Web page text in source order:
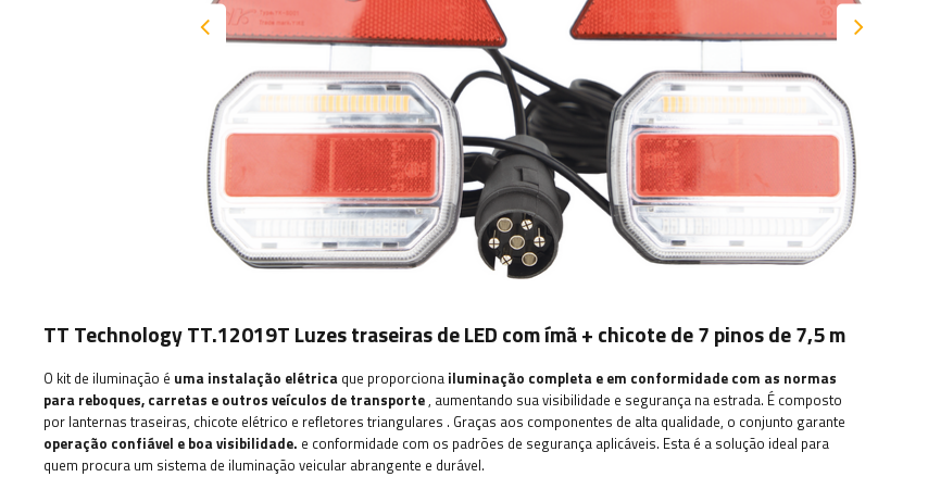
TT Technology TT.12019T Luzes traseiras de LED com ímã + chicote de 7 pinos de 7,5 m
O kit de iluminação é uma instalação elétrica que proporciona iluminação completa e em conformidade com as normas
para reboques, carretas e outros veículos de transporte, aumentando sua visibilidade e segurança na estrada. É composto
por lanternas traseiras, chicote elétrico e refletores triangulares . Graças aos componentes de alta qualidade, o conjunto garante
operação confiável e boa visibilidade. e conformidade com os padrões de segurança aplicáveis. Esta é a solução ideal para
quem procura um sistema de iluminação veicular abrangente e durável.